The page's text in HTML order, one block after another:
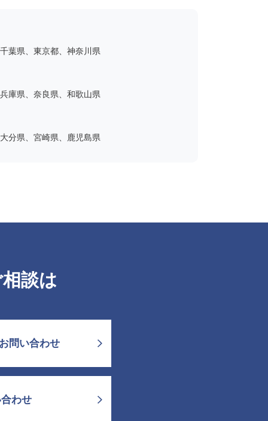
葉県、東京都、神奈川県
庫県、奈良県、和歌山県
分県、宮崎県、鹿児島県
談は
問い合わせ
わせ